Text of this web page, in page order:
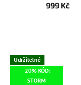
999 Kč
Udržitelné
-20% KÓD:
STORM